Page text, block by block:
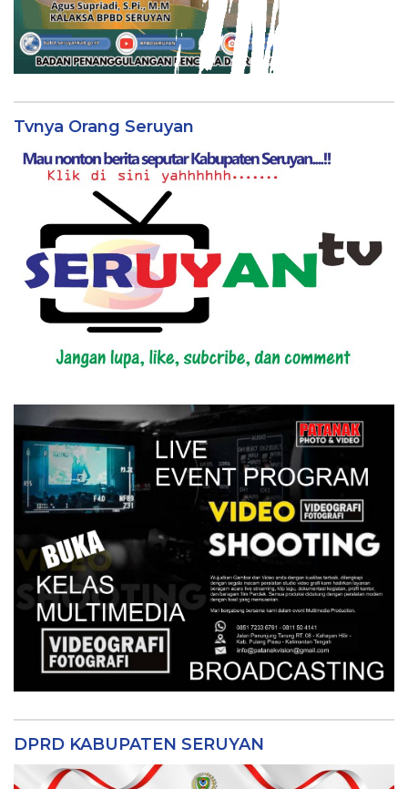
Tvnya Orang Seruyan
DPRD KABUPATEN SERUYAN